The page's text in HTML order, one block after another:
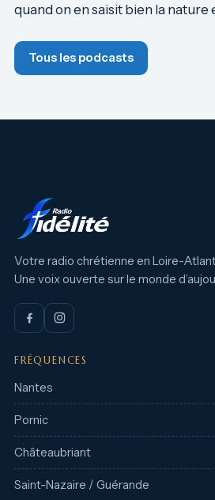
quand on en saisit bien la nature
Tous les podcasts
Votre radio chrétienne en Loire-
Une voix ouverte sur le monde
FRÉQUENCES
Nantes
Pornic
Châteaubriant
Saint-Nazaire / Guérande